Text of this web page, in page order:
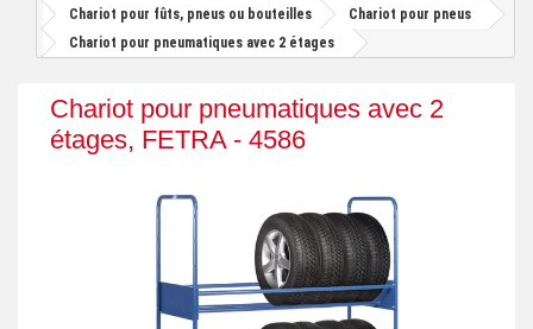
+
CHARIOT DE MANUTENTION
+
BENNE BASCULANTE
REMORQUE INDUSTRIELLE
ROULEUR ET PLATEAU ROULANT
Chariot pour fûts, pneus ou bouteilles
Chariot pour pneus
Chariot pour pneumatiques avec 2 étages
Chariot pour pneumatiques avec 2
étages, FETRA - 4586